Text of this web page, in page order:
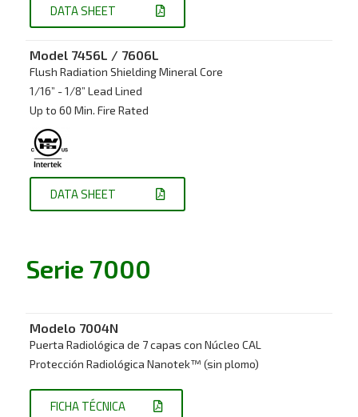
DATA SHEET
Model 7456L / 7606L
Flush Radiation Shielding Mineral Core
1/16” - 1/8” Lead Lined
Up to 60 Min. Fire Rated
DATA SHEET
Serie 7000
Modelo 7004N
Puerta Radiológica de 7 capas con Núcleo CAL
Protección Radiológica Nanotek™ (sin plomo)
FICHA TÉCNICA